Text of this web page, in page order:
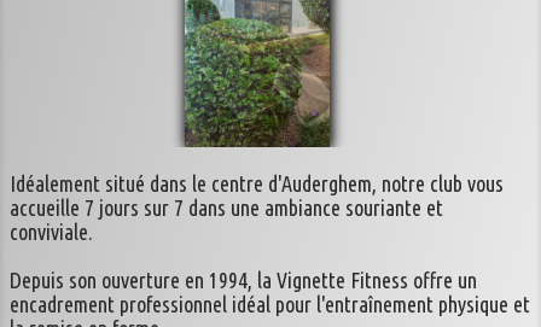
Idéalement situé dans le centre d'Auderghem, notre club vous
accueille 7 jours sur 7 dans une ambiance souriante et
conviviale.
Depuis son ouverture en 1994, la Vignette Fitness offre un
encadrement professionnel idéal pour l'entraînement physique et